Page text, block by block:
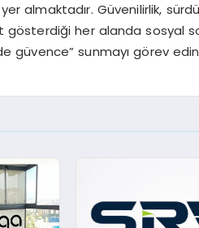
almaktadır. Güvenilirlik,
her alanda sosyal
güvence” sunmayı görev